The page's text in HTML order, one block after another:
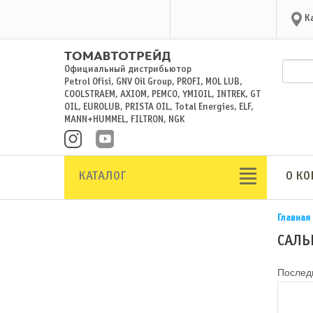
Официальный дистрибьютор
Petrol Ofisi, GNV Oil Group, PROFI, MOL LUB,
COOLSTRAEM, AXIOM, PEMCO, YMIOIL, INTREK, GT
OIL, EUROLUB, PRISTA OIL, Total Energies, ELF,
MANN+HUMMEL, FILTRON, NGK
КАТАЛОГ О
Главная